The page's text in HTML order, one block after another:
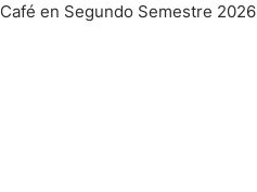
Café en Segundo Semestre 2026